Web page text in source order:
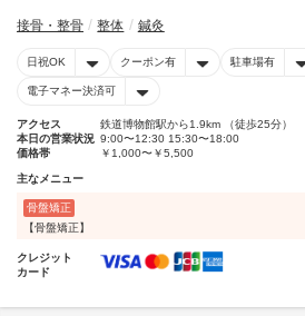
接骨・整骨 整体 鍼灸
日祝OK クーポン有 駐車場有
電子マネー決済可
アクセス
鉄道博物館駅から1.9km （徒歩25分）
本日の営業状況 9:00〜12:30 15:30〜18:00
価格帯
￥1,000〜￥5,500
主なメニュー
骨盤矯正
【骨盤矯正】
クレジット
カード